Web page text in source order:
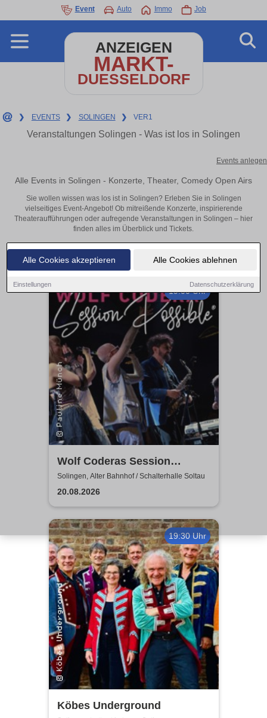
Alle Cookies akzeptieren Alle Cookies ablehnen
Einstellungen Datenschutzerklärung
Event Auto Immo Job
ANZEIGEN
MARKT-
DUESSELDORF
❯ EVENTS ❯ SOLINGEN ❯ VER1
Veranstaltungen Solingen - Was ist los in Solingen
Events anlegen
Alle Events in Solingen - Konzerte, Theater, Comedy Open Airs
Sie wollen wissen was los ist in Solingen? Erleben Sie in Solingen
vielseitiges Event-Angebot! Ob mitreißende Konzerte, inspirierende
Theateraufführungen oder aufregende Veranstaltungen in Solingen – hier
finden alles im Überblick und Tickets.
19:00 Uhr
Wolf Coderas Session
Possible
Solingen, Alter Bahnhof / Schalterhalle Soltau
20.08.2026
19:30 Uhr
Köbes Underground